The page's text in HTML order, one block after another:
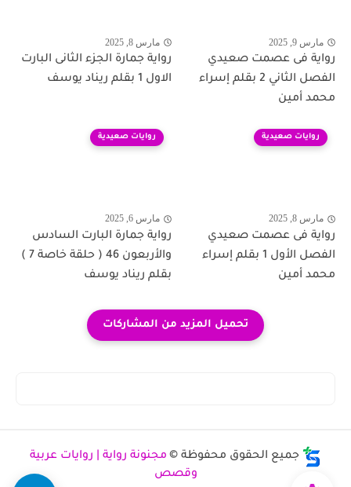
مارس 9, 2025
رواية فى عصمت صعيدي
الفصل الثاني 2 بقلم إسراء
محمد أمين
مارس 8, 2025
رواية جمارة الجزء الثانى البارت
الاول 1 بقلم ريناد يوسف
روايات صعيدية
مارس 8, 2025
رواية فى عصمت صعيدي
الفصل الأول 1 بقلم إسراء
محمد أمين
روايات صعيدية
مارس 6, 2025
رواية جمارة البارت السادس
والأربعون 46 ( حلقة خاصة 7 )
بقلم ريناد يوسف
جميع الحقوق محفوظة © مجنونة رواية | روايات عربية
وقصص